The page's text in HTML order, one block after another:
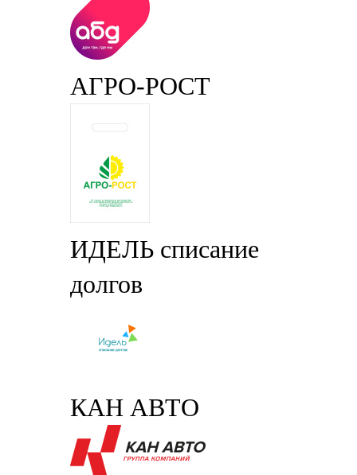
АГРО-РОСТ
ИДЕЛЬ списание
долгов
КАН АВТО